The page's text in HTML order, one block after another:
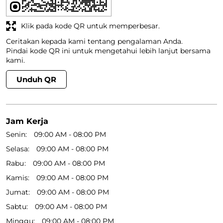
Ceritakan kepada kami tentang pengalaman Anda.
Pindai kode QR ini untuk mengetahui lebih lanjut bersama
kami.
Unduh QR
Klik pada kode QR untuk memperbesar.
Jam Kerja
Senin
09:00 AM - 08:00 PM
Selasa
09:00 AM - 08:00 PM
Rabu
09:00 AM - 08:00 PM
Kamis
09:00 AM - 08:00 PM
Jumat
09:00 AM - 08:00 PM
Sabtu
09:00 AM - 08:00 PM
Minggu
09:00 AM - 08:00 PM